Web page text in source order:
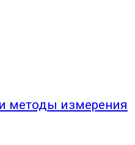
методы измерения